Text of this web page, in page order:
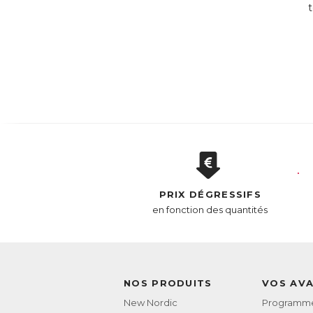
PRIX DÉGRESSIFS
en fonction des quantités
NOS PRODUITS
New Nordic
VOS